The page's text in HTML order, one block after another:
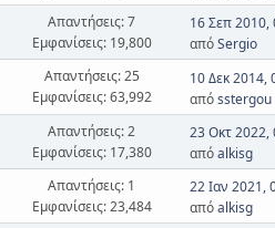
Απαντήσεις: 7
Εμφανίσεις: 19,800
16 Σεπ
απόSergio
Απαντήσεις: 25
Εμφανίσεις: 63,992
10 Δεκ
απόsstergou
Απαντήσεις: 2
Εμφανίσεις: 17,380
23 Οκτ
απόalkisg
Απαντήσεις: 1
Εμφανίσεις: 23,484
22 Ιαν
απόalkisg